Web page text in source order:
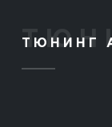
ТЮНИНГ